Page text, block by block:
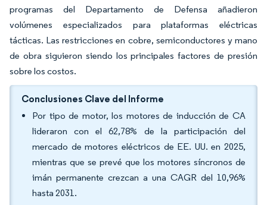
programas del Departamento de Defensa añadieron
volúmenes especializados para plataformas eléctricas
tácticas. Las restricciones en cobre, semiconductores y mano
de obra siguieron siendo los principales factores de presión
sobre los costos.
Conclusiones Clave del Informe
Por tipo de motor, los motores de inducción de CA
lideraron con el 62,78% de la participación del
mercado de motores eléctricos de EE. UU. en 2025,
mientras que se prevé que los motores síncronos de
imán permanente crezcan a una CAGR del 10,96%
hasta 2031.